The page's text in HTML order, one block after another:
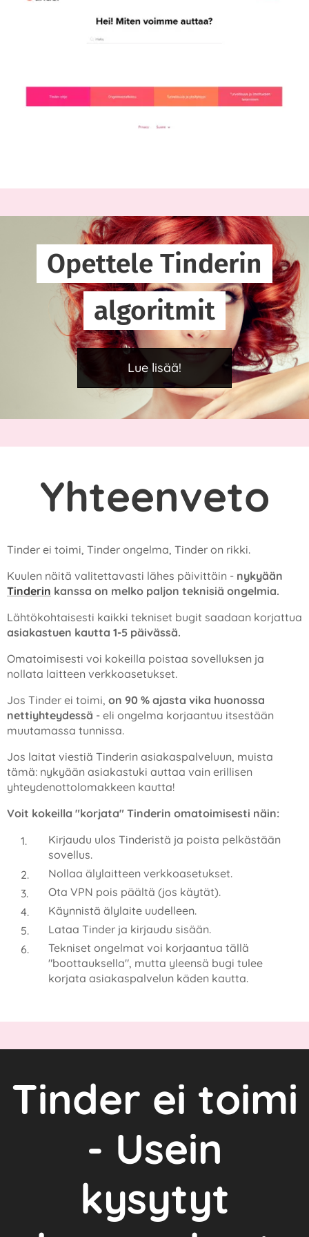
Opettele Tinderin
algoritmit
Lue lisää!
Yhteenveto
Tinder ei toimi, Tinder ongelma, Tinder on rikki.
Kuulen näitä valitettavasti lähes päivittäin - nykyään
Tinderin kanssa on melko paljon teknisiä ongelmia.
Lähtökohtaisesti kaikki tekniset bugit saadaan korjattua
asiakastuen kautta 1-5 päivässä.
Omatoimisesti voi kokeilla poistaa sovelluksen ja
nollata laitteen verkkoasetukset.
Jos Tinder ei toimi, on 90 % ajasta vika huonossa
nettiyhteydessä - eli ongelma korjaantuu itsestään
muutamassa tunnissa.
Jos laitat viestiä Tinderin asiakaspalveluun, muista
tämä: nykyään asiakastuki auttaa vain erillisen
yhteydenottolomakkeen kautta!
Voit kokeilla "korjata" Tinderin omatoimisesti näin:
Kirjaudu ulos Tinderistä ja poista pelkästään
sovellus.
Nollaa älylaitteen verkkoasetukset.
Ota VPN pois päältä (jos käytät).
Käynnistä älylaite uudelleen.
Lataa Tinder ja kirjaudu sisään.
Tekniset ongelmat voi korjaantua tällä
"boottauksella", mutta yleensä bugi tulee
korjata asiakaspalvelun käden kautta.
Tinder ei toimi
- Usein
kysytyt